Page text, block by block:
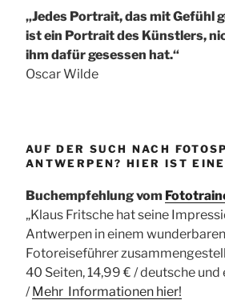
„Jedes Portrait, das mit Gefühl
ist ein Portrait des Künstlers,
ihm dafür gesessen hat.“
Oscar Wilde
AUF DER SUCH NACH
ANTWERPEN? HIER IST
Buchempfehlung vom
„Klaus Fritsche hat seine
Antwerpen in einem
Fotoreiseführer
40 Seiten, 14,99 € / deutsche
/Mehr Informationen hier!